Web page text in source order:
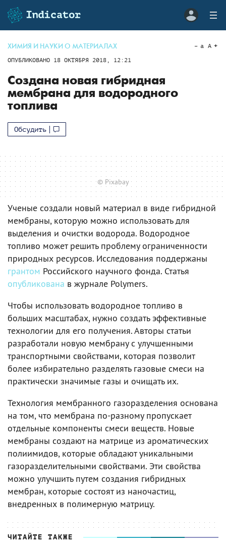
ХИМИЯ И НАУКИ О МАТЕРИАЛАХ
ОПУБЛИКОВАНО 18 ОКТЯБРЯ 2018, 12:21
a A
Создана новая гибридная
мембрана для водородного
топлива
Обсудить
© Pixabay
Ученые создали новый материал в виде гибридной
мембраны, которую можно использовать для
выделения и очистки водорода. Водородное
топливо может решить проблему ограниченности
природных ресурсов. Исследования поддержаны
грантом Российского научного фонда. Статья
опубликована в журнале Polymers.
Чтобы использовать водородное топливо в
больших масштабах, нужно создать эффективные
технологии для его получения. Авторы статьи
разработали новую мембрану с улучшенными
транспортными свойствами, которая позволит
более избирательно разделять газовые смеси на
практически значимые газы и очищать их.
Технология мембранного газоразделения основана
на том, что мембрана по-разному пропускает
отдельные компоненты смеси веществ. Новые
мембраны создают на матрице из ароматических
полиимидов, которые обладают уникальными
газоразделительными свойствами. Эти свойства
можно улучшить путем создания гибридных
мембран, которые состоят из наночастиц,
внедренных в полимерную матрицу.
ЧИТАЙТЕ ТАКЖЕ